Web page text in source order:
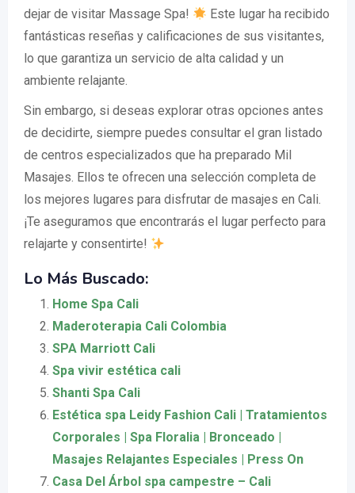
dejar de visitar Massage Spa!
Este lugar ha recibido
fantásticas reseñas y calificaciones de sus visitantes,
lo que garantiza un servicio de alta calidad y un
ambiente relajante.
Sin embargo, si deseas explorar otras opciones antes
de decidirte, siempre puedes consultar el gran listado
de centros especializados que ha preparado Mil
Masajes. Ellos te ofrecen una selección completa de
los mejores lugares para disfrutar de masajes en Cali.
¡Te aseguramos que encontrarás el lugar perfecto para
relajarte y consentirte!
Lo Más Buscado:
Home Spa Cali
Maderoterapia Cali Colombia
SPA Marriott Cali
Spa vivir estética cali
Shanti Spa Cali
Estética spa Leidy Fashion Cali | Tratamientos
Corporales | Spa Floralia | Bronceado |
Masajes Relajantes Especiales | Press On
Casa Del Árbol spa campestre – Cali